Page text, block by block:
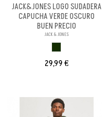
JACK&JONES LOGO SUDADERA
CAPUCHA VERDE OSCURO
BUEN PRECIO
JACK & JONES
29,99 €